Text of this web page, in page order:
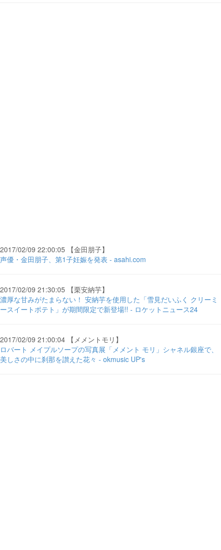
2017/02/09 22:00:05 【金田朋子】
声優・金田朋子、第1子妊娠を発表 - asahi.com
2017/02/09 21:30:05 【栗安納芋】
濃厚な甘みがたまらない！ 安納芋を使用した「雪見だいふく クリーミ
ースイートポテト」が期間限定で新登場!! - ロケットニュース24
2017/02/09 21:00:04 【メメントモリ】
ロバート メイプルソープの写真展「メメント モリ」シャネル銀座で、
美しさの中に刹那を讃えた花々 - okmusic UP's